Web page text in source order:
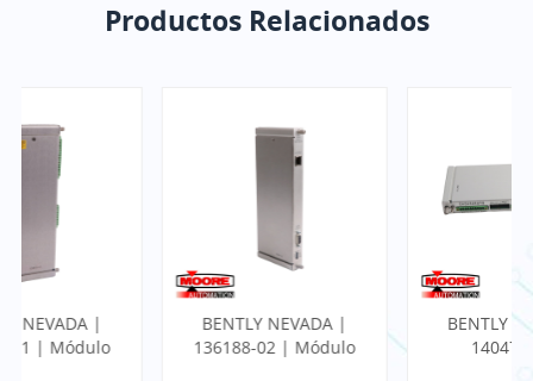
Productos Relacionados
BENTLY NEVADA |
136188-02 | Módulo
BENTLY NEVADA |
140471-01 |